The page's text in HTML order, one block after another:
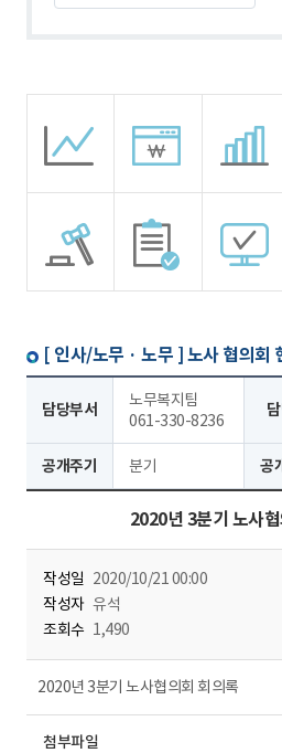
[ 인사/노무 · 노무 ] 노사 협의회
담당부서
노무복지팀
061-330-8236
공개주기 분기 공
2020년 3분기 노사
작성일 2020/10/21 00:00
작성자 유석
조회수 1,490
2020년 3분기 노사협의회 회의록
첨부파일